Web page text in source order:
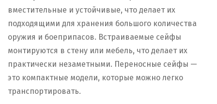
вместительные и устойчивые, что делает их
подходящими для хранения большого количества
оружия и боеприпасов. Встраиваемые сейфы
монтируются в стену или мебель, что делает их
практически незаметными. Переносные сейфы —
это компактные модели, которые можно легко
транспортировать.